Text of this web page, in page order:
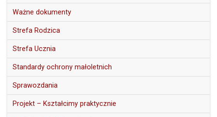
Ważne dokumenty
Strefa Rodzica
Strefa Ucznia
Standardy ochrony małoletnich
Sprawozdania
Projekt – Kształcimy praktycznie